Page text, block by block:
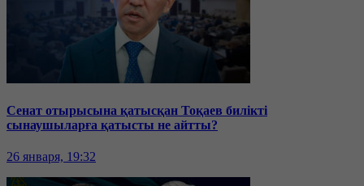
Сенат отырысына қатысқан Тоқаев билікті
сынаушыларға қатысты не айтты?
26 января, 19:32